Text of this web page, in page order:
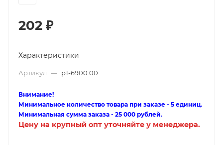
202 ₽
Характеристики
Артикул — p1-6900.00
Внимание!
Минимальное количество товара при заказе - 5 единиц.
Минимальная сумма заказа - 25 000 рублей.
Цену на крупный опт уточняйте у менеджера.